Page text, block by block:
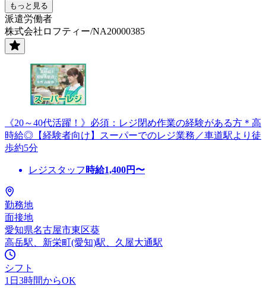
もっと見る
派遣労働者
株式会社ロフティー/NA20000385
《20～40代活躍！》必須：レジ閉め作業の経験がある方＊高
時給◎【経験者向け】スーパーでのレジ業務／車道駅より徒
歩約5分
レジスタッフ 時給1,400円〜
勤務地
面接地
愛知県名古屋市東区葵
高岳駅、新栄町(愛知)駅、久屋大通駅
シフト
1日3時間からOK